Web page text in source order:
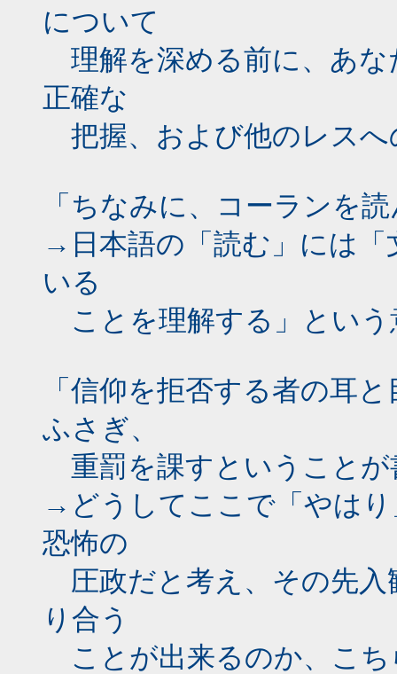
について
理解を深める前に、あな
正確な
把握、および他のレスへ
「ちなみに、コーランを
→日本語の「読む」には
いる
ことを理解する」という
「信仰を拒否する者の耳
ふさぎ、
重罰を課すということが
→どうしてここで「やは
恐怖の
圧政だと考え、その先入
り合う
ことが出来るのか、こち